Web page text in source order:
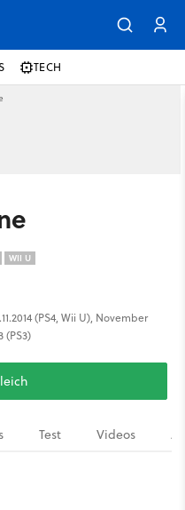
TECH
WII U
(PS4, Wii U), November
(PS3)
Test Videos